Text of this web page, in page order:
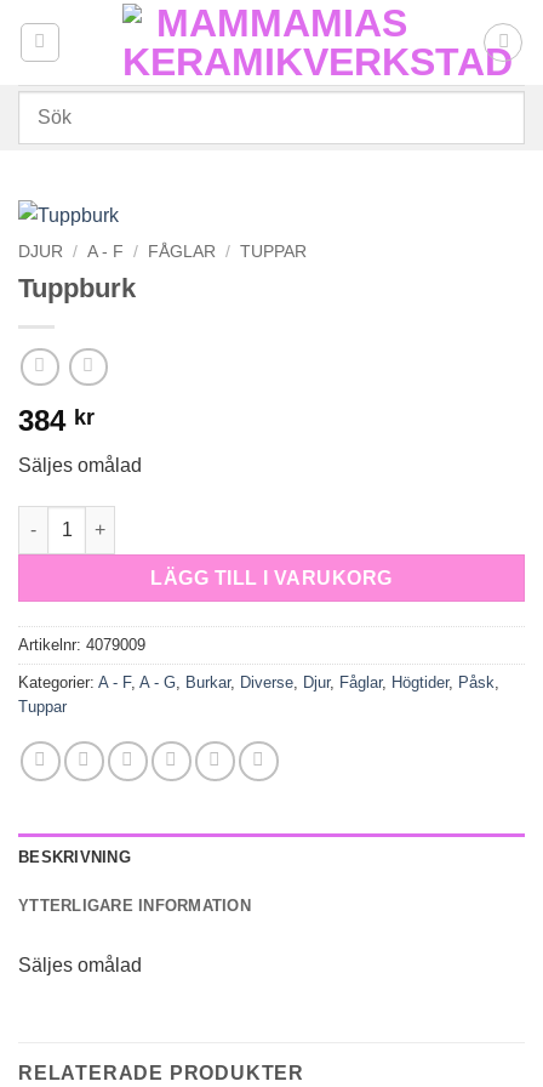
DJUR / A - F / FÅGLAR / TUPPAR
Tuppburk
384 kr
Säljes omålad
Tuppburk mängd
LÄGG TILL I VARUKORG
Artikelnr: 4079009
Kategorier: A - F, A - G, Burkar, Diverse, Djur, Fåglar, Högtider, Påsk,
Tuppar
BESKRIVNING
YTTERLIGARE INFORMATION
Säljes omålad
RELATERADE PRODUKTER